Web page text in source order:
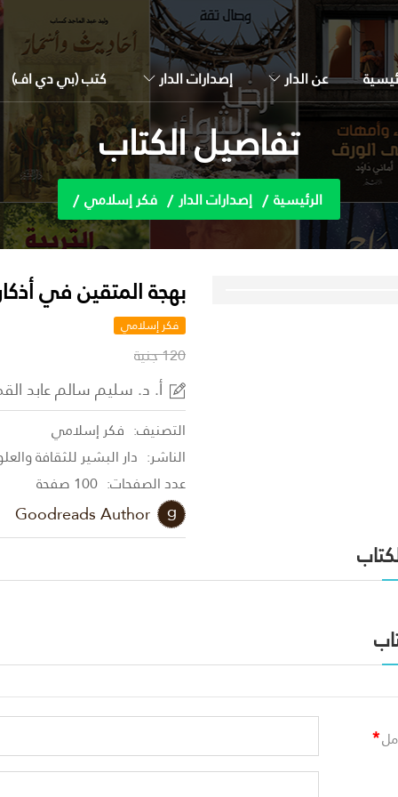
عن الدار إصدارات الدار كتب (بي دي اف)
تفاصيل الكتاب
الرئيسية إصدارات الدار فكر إسلامي
بهجة المتقين في
فكر إسلامي
120 جنية
أ. د. سليم سالم عابد
التصنيف: فكر إسلامي
الناشر: دار البشير للثقافة
عدد الصفحات: 100 صفحة
Goodreads Author
*